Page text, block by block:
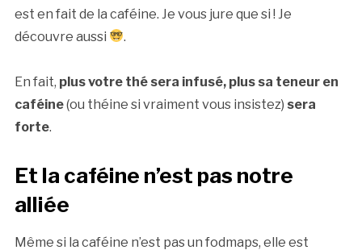
est en fait de la caféine. Je vous jure que si ! Je
découvre aussi
.
En fait, plus votre thé sera infusé, plus sa teneur en
caféine(ou théine si vraiment vous insistez) sera
forte.
Et la caféine n’est pas notre
alliée
Même si la caféine n’est pas un fodmaps, elle est